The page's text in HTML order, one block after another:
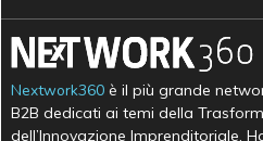
Nextwork360 è il più grande
B2B dedicati ai temi della
dell’Innovazione Imprenditoriale.